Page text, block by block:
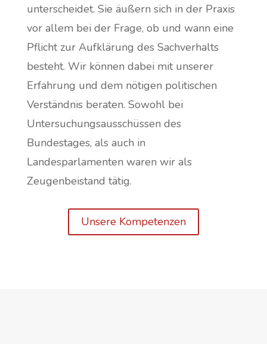
unterscheidet. Sie äußern sich in der Praxis
vor allem bei der Frage, ob und wann eine
Pflicht zur Aufklärung des Sachverhalts
besteht. Wir können dabei mit unserer
Erfahrung und dem nötigen politischen
Verständnis beraten. Sowohl bei
Untersuchungsausschüssen des
Bundestages, als auch in
Landesparlamenten waren wir als
Zeugenbeistand tätig.
Unsere Kompetenzen